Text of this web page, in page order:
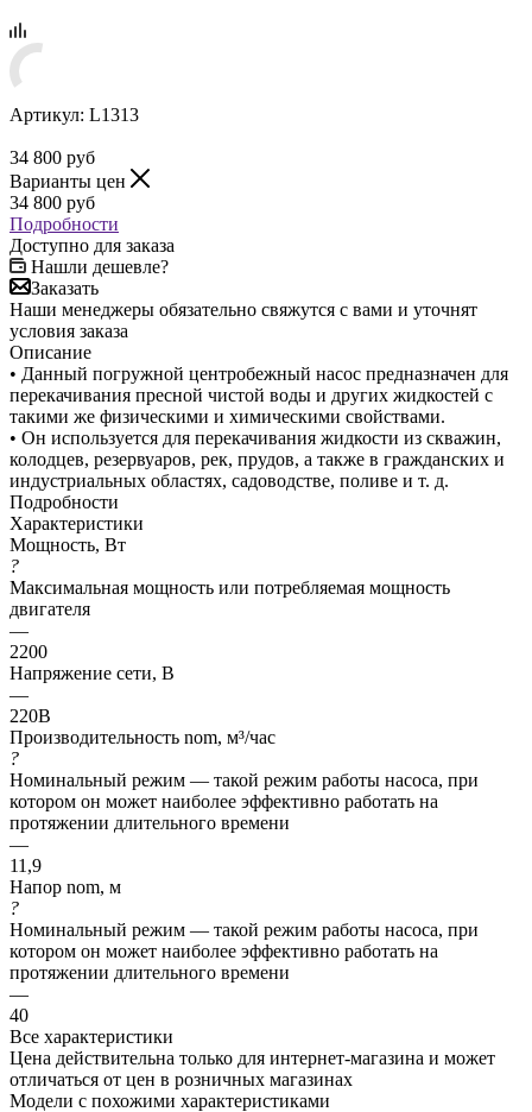
Артикул: L1313
34 800 руб
Варианты цен
34 800 руб
Подробности
Доступно для заказа
Нашли дешевле?
Заказать
Наши менеджеры обязательно свяжутся с вами и уточнят
условия заказа
Описание
• Данный погружной центробежный насос предназначен для
перекачивания пресной чистой воды и других жидкостей с
такими же физическими и химическими свойствами.
• Он используется для перекачивания жидкости из скважин,
колодцев, резервуаров, рек, прудов, а также в гражданских и
индустриальных областях, садоводстве, поливе и т. д.
Подробности
Характеристики
Мощность, Вт
?
Максимальная мощность или потребляемая мощность
двигателя
—
2200
Напряжение сети, В
—
220В
Производительность nom, м³/час
?
Номинальный режим — такой режим работы насоса, при
котором он может наиболее эффективно работать на
протяжении длительного времени
—
11,9
Напор nom, м
?
Номинальный режим — такой режим работы насоса, при
котором он может наиболее эффективно работать на
протяжении длительного времени
—
40
Все характеристики
Цена действительна только для интернет-магазина и может
отличаться от цен в розничных магазинах
Модели с похожими характеристиками